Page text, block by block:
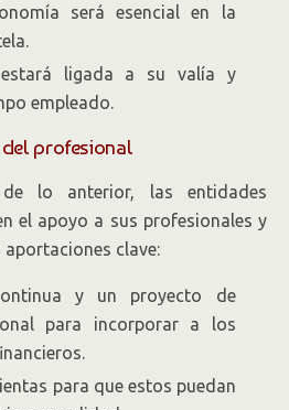
será esencial en la
estará ligada a su valía y
empleado.
del profesional
de lo anterior, las entidades
el apoyo a sus profesionales y
clave:
y un proyecto de
para incorporar a los
para que estos puedan